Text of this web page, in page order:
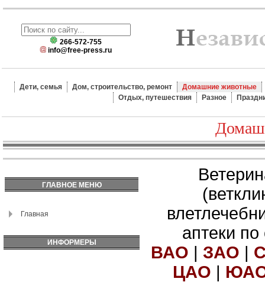
266-572-755
info@free-press.ru
Дети, семья Дом, строительство, ремонт
Домашние животные
Отдых, путешествия
Разное
ГЛАВНОЕ МЕНЮ
Главная
ИНФОРМЕРЫ
аптеки
ВАО | ЗАО |
ЦАО |